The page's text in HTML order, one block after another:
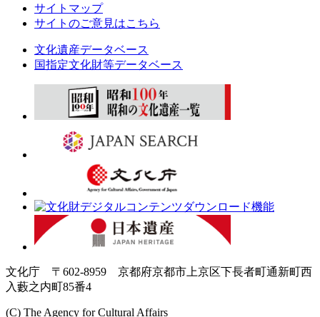
サイトマップ
サイトのご意見はこちら
文化遺産データベース
国指定文化財等データベース
文化庁 〒602-8959 京都府京都市上京区下長者町通新町西
入藪之内町85番4
(C) The Agency for Cultural Affairs